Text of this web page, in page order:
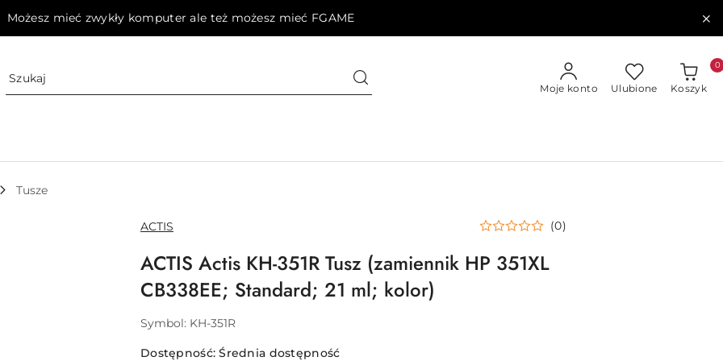
Możesz mieć zwykły komputer ale też możesz mieć FGAME
Moje konto Ulubione Koszyk
0
Tusze
NAZWA
PRODUCENTA:
ACTIS (0)
ACTIS Actis KH-351R Tusz (zamiennik HP 351XL
CB338EE; Standard; 21 ml; kolor)
Symbol: KH-351R
Dostępność:Średnia dostępność